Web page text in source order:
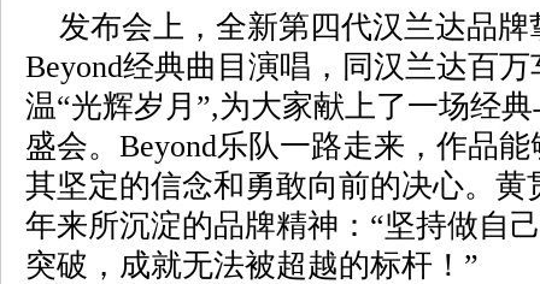
发布会上，全新第四代汉兰达品牌
Beyond经典曲目演唱，同汉兰达百
温“光辉岁月”,为大家献上了一场经
盛会。Beyond乐队一路走来，作品
其坚定的信念和勇敢向前的决心。
年来所沉淀的品牌精神：“坚持做自
突破，成就无法被超越的标杆！”